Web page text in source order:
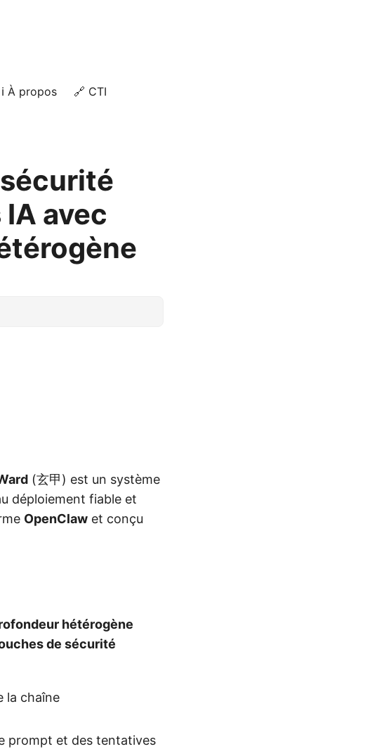
ℹ️ À propos 🔗 CTI
avec
(玄甲) est un système
déploiement fiable et
OpenClaw et conçu
hétérogène
de sécurité
la chaîne
prompt et des tentatives